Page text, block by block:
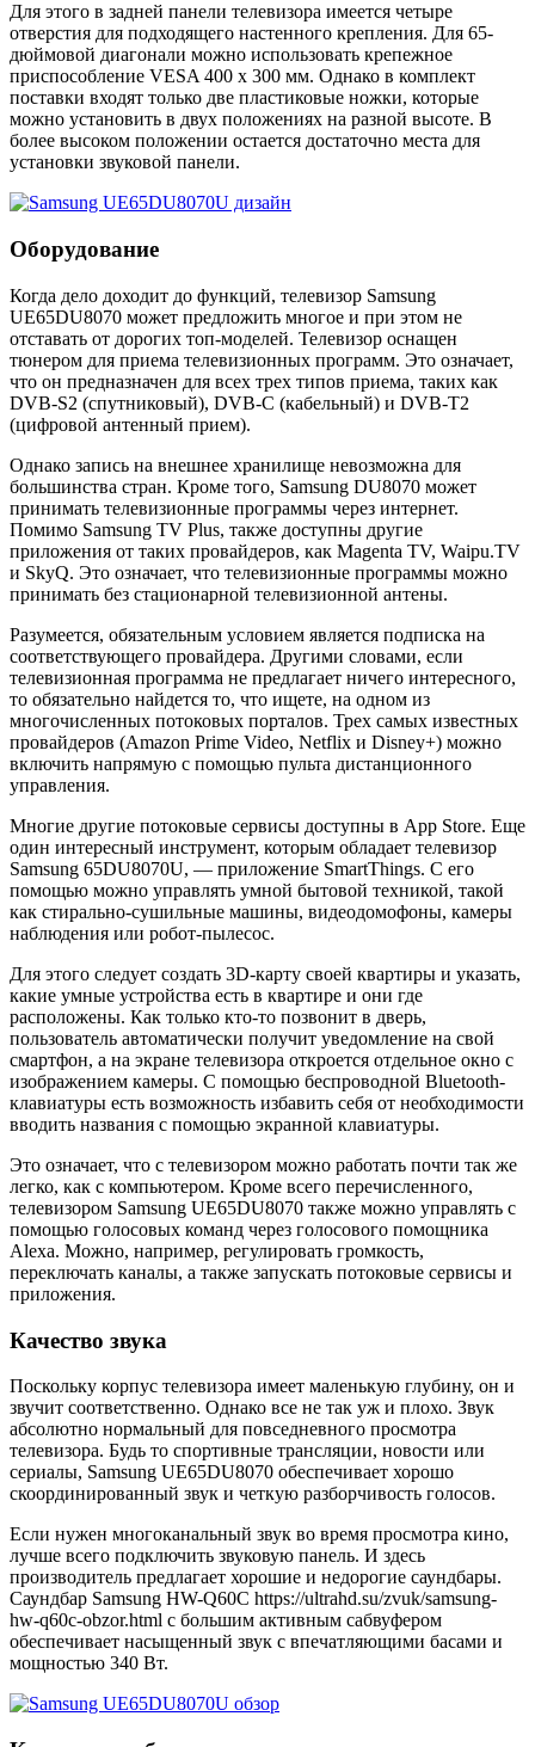
Для этого в задней панели телевизора имеется четыре
отверстия для подходящего настенного крепления. Для 65-
дюймовой диагонали можно использовать крепежное
приспособление VESA 400 x 300 мм. Однако в комплект
поставки входят только две пластиковые ножки, которые
можно установить в двух положениях на разной высоте. В
более высоком положении остается достаточно места для
установки звуковой панели.
Оборудование
Когда дело доходит до функций, телевизор Samsung
UE65DU8070 может предложить многое и при этом не
отставать от дорогих топ-моделей. Телевизор оснащен
тюнером для приема телевизионных программ. Это означает,
что он предназначен для всех трех типов приема, таких как
DVB-S2 (спутниковый), DVB-C (кабельный) и DVB-T2
(цифровой антенный прием).
Однако запись на внешнее хранилище невозможна для
большинства стран. Кроме того, Samsung DU8070 может
принимать телевизионные программы через интернет.
Помимо Samsung TV Plus, также доступны другие
приложения от таких провайдеров, как Magenta TV, Waipu.TV
и SkyQ. Это означает, что телевизионные программы можно
принимать без стационарной телевизионной антены.
Разумеется, обязательным условием является подписка на
соответствующего провайдера. Другими словами, если
телевизионная программа не предлагает ничего интересного,
то обязательно найдется то, что ищете, на одном из
многочисленных потоковых порталов. Трех самых известных
провайдеров (Amazon Prime Video, Netflix и Disney+) можно
включить напрямую с помощью пульта дистанционного
управления.
Многие другие потоковые сервисы доступны в App Store. Еще
один интересный инструмент, которым обладает телевизор
Samsung 65DU8070U, — приложение SmartThings. С его
помощью можно управлять умной бытовой техникой, такой
как стирально-сушильные машины, видеодомофоны, камеры
наблюдения или робот-пылесос.
Для этого следует создать 3D-карту своей квартиры и указать,
какие умные устройства есть в квартире и они где
расположены. Как только кто-то позвонит в дверь,
пользователь автоматически получит уведомление на свой
смартфон, а на экране телевизора откроется отдельное окно с
изображением камеры. С помощью беспроводной Bluetooth-
клавиатуры есть возможность избавить себя от необходимости
вводить названия с помощью экранной клавиатуры.
Это означает, что с телевизором можно работать почти так же
легко, как с компьютером. Кроме всего перечисленного,
телевизором Samsung UE65DU8070 также можно управлять с
помощью голосовых команд через голосового помощника
Alexa. Можно, например, регулировать громкость,
переключать каналы, а также запускать потоковые сервисы и
приложения.
Качество звука
Поскольку корпус телевизора имеет маленькую глубину, он и
звучит соответственно. Однако все не так уж и плохо. Звук
абсолютно нормальный для повседневного просмотра
телевизора. Будь то спортивные трансляции, новости или
сериалы, Samsung UE65DU8070 обеспечивает хорошо
скоординированный звук и четкую разборчивость голосов.
Если нужен многоканальный звук во время просмотра кино,
лучше всего подключить звуковую панель. И здесь
производитель предлагает хорошие и недорогие саундбары.
Саундбар Samsung HW-Q60C https://ultrahd.su/zvuk/samsung-
hw-q60c-obzor.html с большим активным сабвуфером
обеспечивает насыщенный звук с впечатляющими басами и
мощностью 340 Вт.